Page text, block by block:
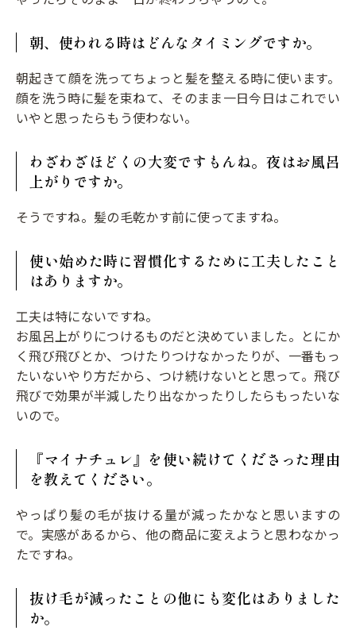
朝、使われる時はどんなタイミングですか。
朝起きて顔を洗ってちょっと髪を整える時に使います。
顔を洗う時に髪を束ねて、そのまま一日今日はこれでい
いやと思ったらもう使わない。
わざわざほどくの大変ですもんね。夜はお風呂
上がりですか。
そうですね。髪の毛乾かす前に使ってますね。
使い始めた時に習慣化するために工夫したこと
はありますか。
工夫は特にないですね。
お風呂上がりにつけるものだと決めていました。とにか
く飛び飛びとか、つけたりつけなかったりが、一番もっ
たいないやり方だから、つけ続けないとと思って。飛び
飛びで効果が半減したり出なかったりしたらもったいな
いので。
『マイナチュレ』を使い続けてくださった理由
を教えてください。
やっぱり髪の毛が抜ける量が減ったかなと思いますの
で。実感があるから、他の商品に変えようと思わなかっ
たですね。
抜け毛が減ったことの他にも変化はありました
か。